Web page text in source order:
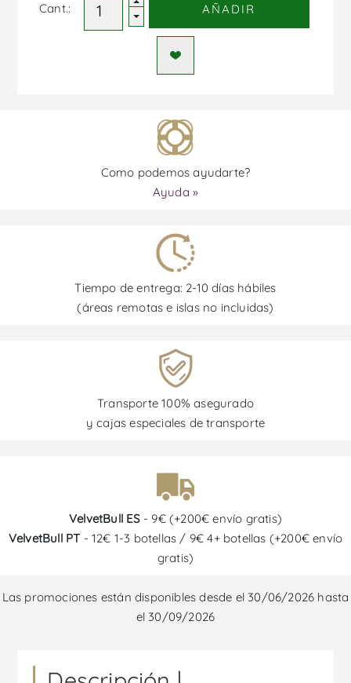
Cant.: AÑADIR
Como podemos ayudarte?
Ayuda »
Tiempo de entrega: 2-10 días hábiles
(áreas remotas e islas no incluidas)
Transporte 100% asegurado
y cajas especiales de transporte
VelvetBull ES- 9€ (+200€ envío gratis)
VelvetBull PT - 12€ 1-3 botellas / 9€ 4+ botellas (+200€ envío
gratis)
Las promociones están disponibles desde el 30/06/2026 hasta
el 30/09/2026